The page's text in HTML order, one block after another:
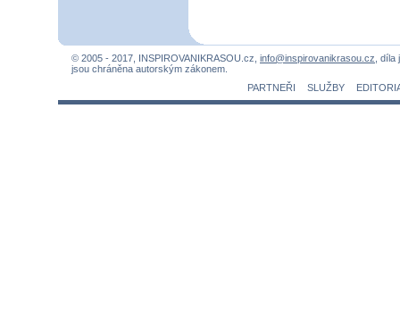
© 2005 - 2017, INSPIROVANIKRASOU.cz, info@inspirovanikrasou.cz, díla
jsou chráněna autorským zákonem.
PARTNEŘI
SLUŽBY